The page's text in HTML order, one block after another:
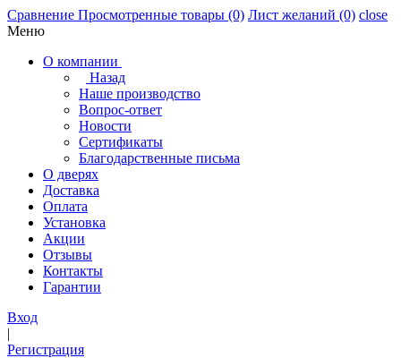
Сравнение Просмотренные товары (0) Лист желаний (0) close
Меню
О компании
Назад
Наше производство
Вопрос-ответ
Новости
Сертификаты
Благодарственные письма
О дверях
Доставка
Оплата
Установка
Акции
Отзывы
Контакты
Гарантии
Вход
|
Регистрация